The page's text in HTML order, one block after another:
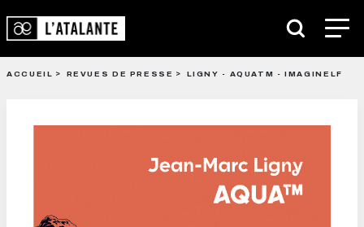
ACCUEIL REVUES DE PRESSE LIGNY - AQUATM - IMAGINELF